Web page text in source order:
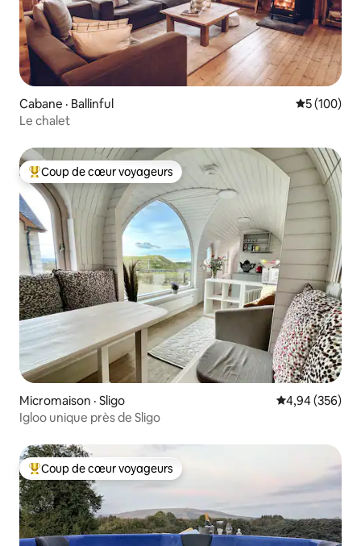
Cabane · Ballinful Note
5 (100)
Le chalet
Coup de cœur voyageurs parmi les plus aimés
Coup de cœur voyageurs
Micromaison · Sligo Note
4,94 (356)
Igloo unique près de Sligo
Coup de cœur voyageurs parmi les plus aimés
Coup de cœur voyageurs